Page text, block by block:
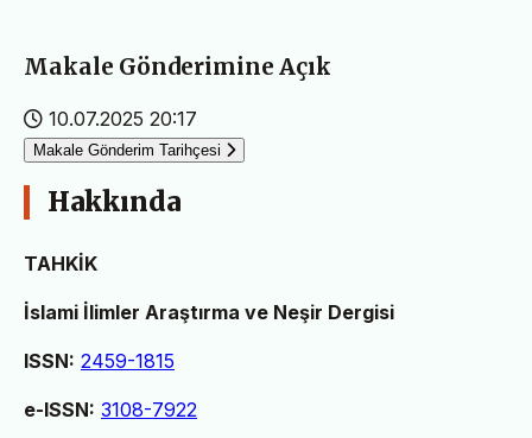
Makale Gönderimine Açık
10.07.2025 20:17
Makale Gönderim Tarihçesi
Hakkında
TAHKİK
İslami İlimler Araştırma ve Neşir Dergisi
ISSN: 2459-1815
e-ISSN: 3108-7922